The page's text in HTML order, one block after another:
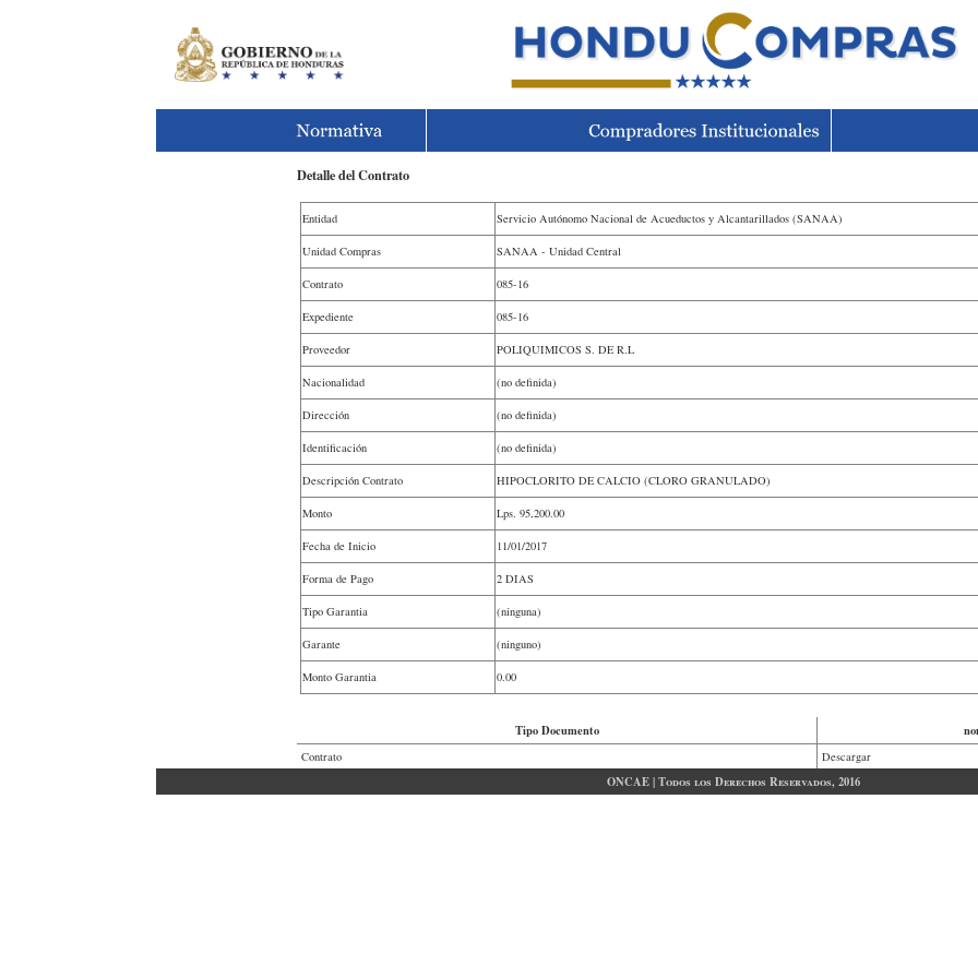
Detalle del Contrato
Entidad Servicio Autónomo Nacional de Acueductos y Alcantarillados (SANAA)
Unidad Compras SANAA - Unidad Central
Contrato 085-16
Expediente 085-16
Proveedor POLIQUIMICOS S. DE R.L
Nacionalidad (no definida)
Dirección (no definida)
Identificación (no definida)
Descripción Contrato HIPOCLORITO DE CALCIO (CLORO GRANULADO)
Monto Lps. 95,200.00
Fecha de Inicio 11/01/2017
Forma de Pago 2 DIAS
Tipo Garantia (ninguna)
Garante (ninguno)
Monto Garantia 0.00
Tipo Documento
Contrato Descargar
ONCAE | Todos los Derechos Reservados, 2016